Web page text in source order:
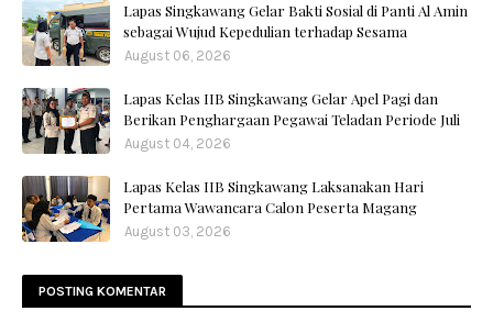
Lapas Singkawang Gelar Bakti Sosial di Panti Al Amin
sebagai Wujud Kepedulian terhadap Sesama
August 06, 2026
Lapas Kelas IIB Singkawang Gelar Apel Pagi dan
Berikan Penghargaan Pegawai Teladan Periode Juli
August 04, 2026
Lapas Kelas IIB Singkawang Laksanakan Hari
Pertama Wawancara Calon Peserta Magang
August 03, 2026
POSTING KOMENTAR